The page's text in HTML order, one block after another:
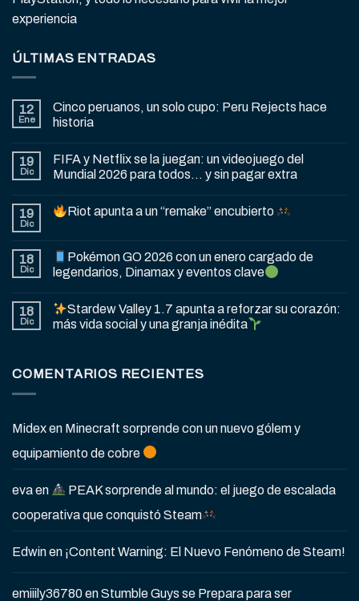
experiencia
ÚLTIMAS ENTRADAS
12
Ene
Cinco peruanos, un solo cupo: Peru Rejects hace
historia
19
Dic
FIFA y Netflix se la juegan: un videojuego del
Mundial 2026 para todos… y sin pagar extra
19
Dic
Riot apunta a un “remake” encubierto
18
Dic
Pokémon GO 2026 con un enero cargado de
legendarios, Dinamax y eventos clave
18
Dic
Stardew Valley 1.7 apunta a reforzar su corazón:
más vida social y una granja inédita
COMENTARIOS RECIENTES
Midexen Minecraft sorprende con un nuevo gólem y
equipamiento de cobre
evaen
PEAK sorprende al mundo: el juego de escalada
cooperativa que conquistó Steam
Edwinen ¡Content Warning: El Nuevo Fenómeno de Steam!
emiiily36780enStumble Guys se Prepara para ser